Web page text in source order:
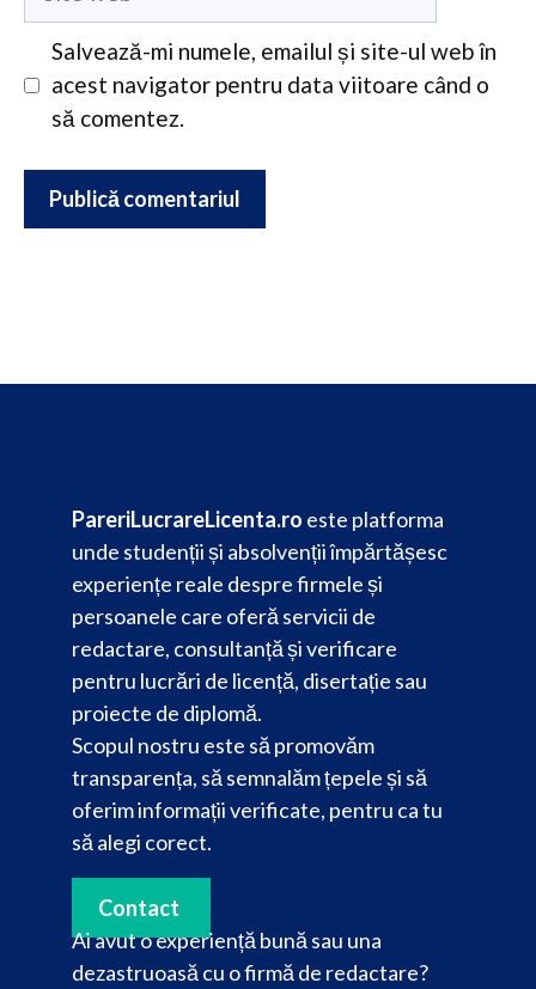
Salvează-mi numele, emailul și site-ul web în
acest navigator pentru data viitoare când o
să comentez.
PareriLucrareLicenta.ro este platforma
unde studenții și absolvenții împărtășesc
experiențe reale despre firmele și
persoanele care oferă servicii de
redactare, consultanță și verificare
pentru lucrări de licență, disertație sau
proiecte de diplomă.
Scopul nostru este să promovăm
transparența, să semnalăm țepele și să
oferim informații verificate, pentru ca tu
să alegi corect.
Contact
Ai avut o experiență bună sau una
dezastruoasă cu o firmă de redactare?